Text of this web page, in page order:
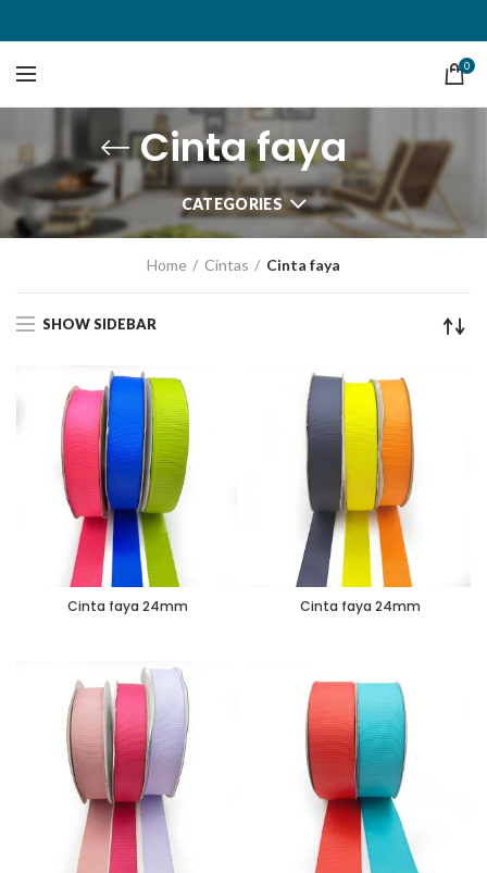
0
Cinta faya
CATEGORIES
Home Cintas Cinta faya
SHOW SIDEBAR
Cinta faya 24mm Cinta faya 24mm